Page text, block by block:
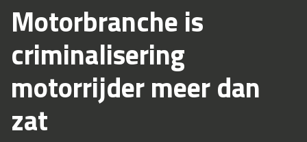
Motorbranche is
criminalisering
motorrijder meer dan
zat